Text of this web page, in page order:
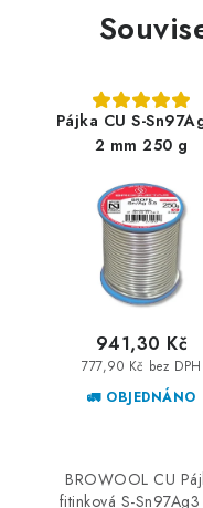
Pájka CU S-
2 mm 250 g
🚛 OBJEDNÁNO
777,90 Kč bez DPH
941,30 Kč
BROWOOL CU
fitinková S-